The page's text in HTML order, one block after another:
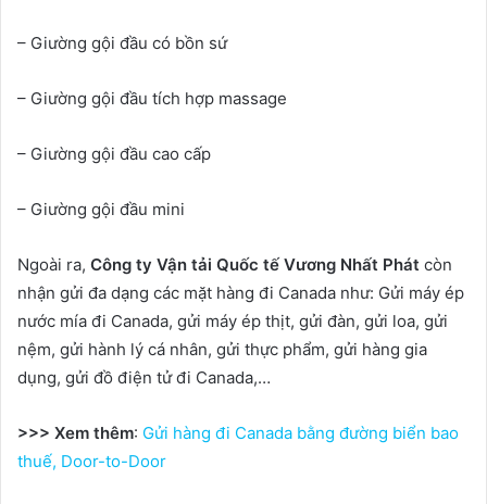
– Giường gội đầu có bồn sứ
– Giường gội đầu tích hợp massage
– Giường gội đầu cao cấp
– Giường gội đầu mini
Ngoài ra, Công ty Vận tải Quốc tế Vương Nhất Phát còn
nhận gửi đa dạng các mặt hàng đi Canada như: Gửi máy ép
nước mía đi Canada, gửi máy ép thịt, gửi đàn, gửi loa, gửi
nệm, gửi hành lý cá nhân, gửi thực phẩm, gửi hàng gia
dụng, gửi đồ điện tử đi Canada,…
>>> Xem thêm: Gửi hàng đi Canada bằng đường biển bao
thuế, Door-to-Door